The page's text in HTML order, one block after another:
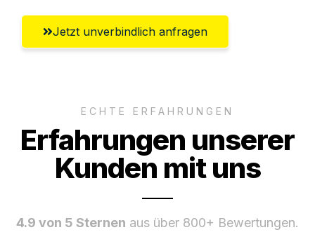
Jetzt unverbindlich anfragen
ECHTE ERFAHRUNGEN
Erfahrungen unserer
Kunden mit uns
4.9 von 5 Sternen aus über 800+ Bewertungen.